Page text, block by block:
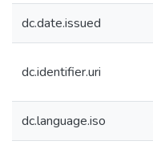
dc.date.issued
dc.identifier.uri
dc.language.iso